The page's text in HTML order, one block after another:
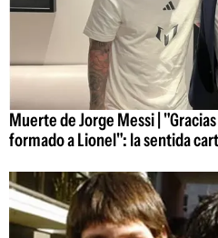
Muerte de Jorge Messi |
formado a Lionel": la sentida